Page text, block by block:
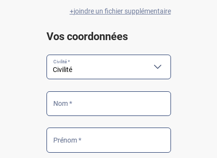
Vos coordonnées
Civilité *
Nom *
Prénom *
joindre un fichier supplémentaire